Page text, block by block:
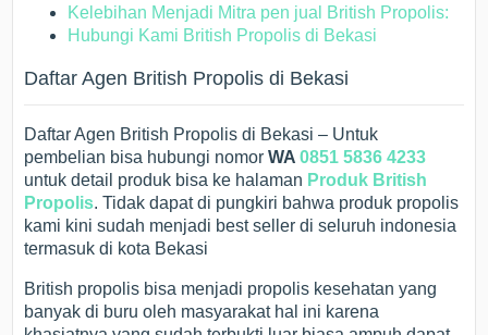
Kelebihan Menjadi Mitra pen jual British Propolis:
Hubungi Kami British Propolis di Bekasi
Daftar Agen British Propolis di Bekasi
Daftar Agen British Propolis di Bekasi – Untuk
pembelian bisa hubungi nomor WA0851 5836 4233
untuk detail produk bisa ke halaman Produk British
Propolis. Tidak dapat di pungkiri bahwa produk propolis
kami kini sudah menjadi best seller di seluruh indonesia
termasuk di kota Bekasi
British propolis bisa menjadi propolis kesehatan yang
banyak di buru oleh masyarakat hal ini karena